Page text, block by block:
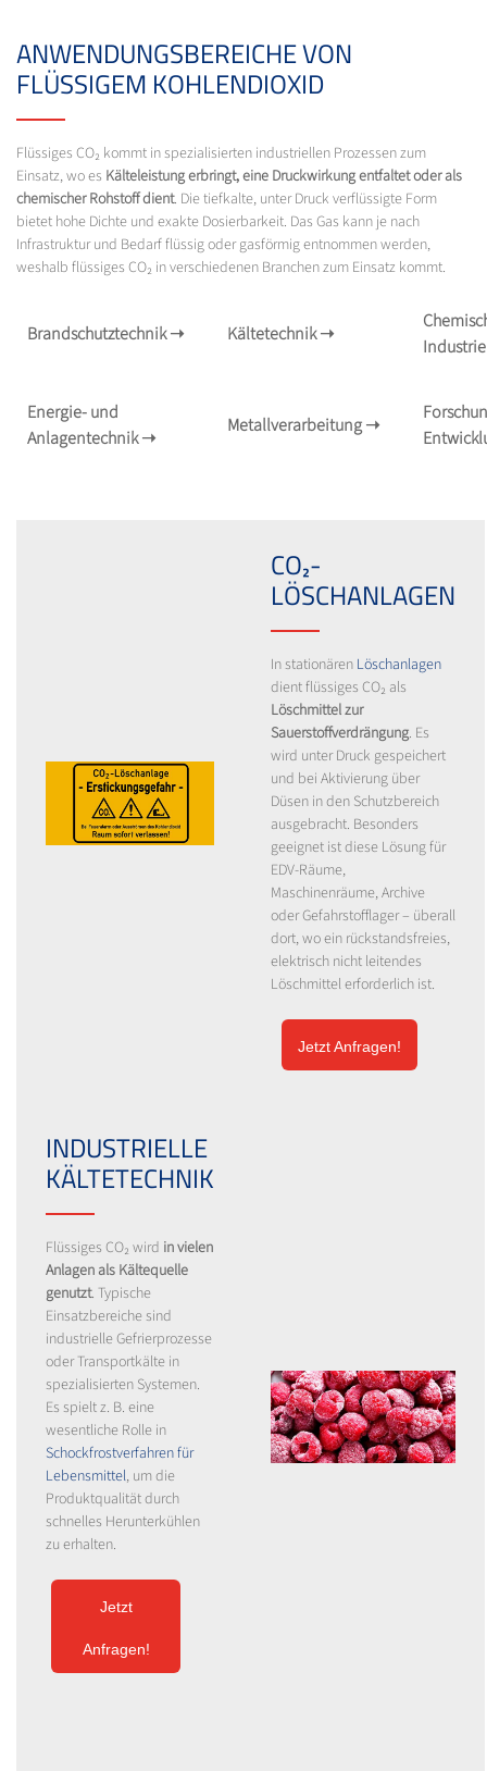
ANWENDUNGSBEREICHE VON
FLÜSSIGEM KOHLENDIOXID
Flüssiges CO₂ kommt in spezialisierten industriellen Prozessen zum
Einsatz, wo es Kälteleistung erbringt, eine Druckwirkung entfaltet oder als
chemischer Rohstoff dient. Die tiefkalte, unter Druck verflüssigte Form
bietet hohe Dichte und exakte Dosierbarkeit. Das Gas kann je nach
Infrastruktur und Bedarf flüssig oder gasförmig entnommen werden,
weshalb flüssiges CO₂ in verschiedenen Branchen zum Einsatz kommt.
Brandschutztechnik➝ Kältetechnik➝
Energie- und
Anlagentechnik➝
Metallverarbeitung➝
CO₂-
LÖSCHANLAGEN
In stationären Löschanlagen
dient flüssiges CO₂ als
Löschmittel zur
Sauerstoffverdrängung. Es
wird unter Druck gespeichert
und bei Aktivierung über
Düsen in den Schutzbereich
ausgebracht. Besonders
geeignet ist diese Lösung für
EDV-Räume,
Maschinenräume, Archive
oder Gefahrstofflager – überall
dort, wo ein rückstandsfreies,
elektrisch nicht leitendes
Löschmittel erforderlich ist.
Jetzt Anfragen!
INDUSTRIELLE
KÄLTETECHNIK
Flüssiges CO₂ wird in vielen
Anlagen als Kältequelle
genutzt. Typische
Einsatzbereiche sind
industrielle Gefrierprozesse
oder Transportkälte in
spezialisierten Systemen.
Es spielt z. B. eine
wesentliche Rolle in
Schockfrostverfahren für
Lebensmittel, um die
Produktqualität durch
schnelles Herunterkühlen
zu erhalten.
Jetzt
Anfragen!